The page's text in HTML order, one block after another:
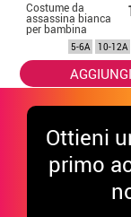
Costume da
assassina bianca
per bambina
5-6A 10-12A
AGGIUNGI
Ottieni
primo